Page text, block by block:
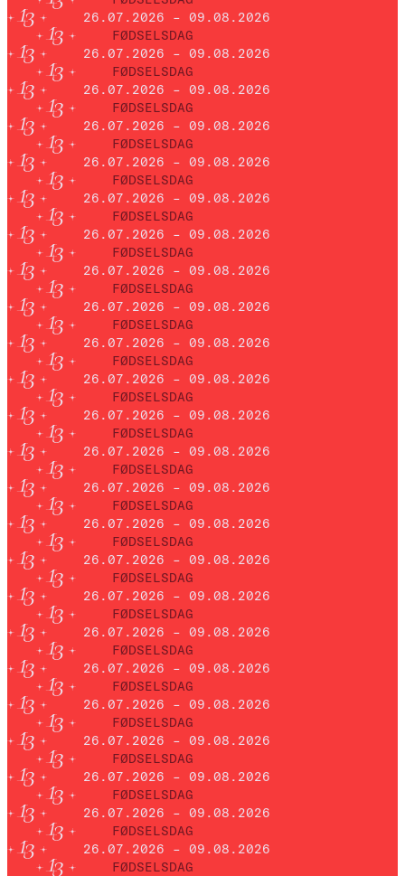
26.07.2026 – 09.08.2026
FØDSELSDAG
26.07.2026 – 09.08.2026
FØDSELSDAG
26.07.2026 – 09.08.2026
FØDSELSDAG
26.07.2026 – 09.08.2026
FØDSELSDAG
26.07.2026 – 09.08.2026
FØDSELSDAG
26.07.2026 – 09.08.2026
FØDSELSDAG
26.07.2026 – 09.08.2026
FØDSELSDAG
26.07.2026 – 09.08.2026
FØDSELSDAG
26.07.2026 – 09.08.2026
FØDSELSDAG
26.07.2026 – 09.08.2026
FØDSELSDAG
26.07.2026 – 09.08.2026
FØDSELSDAG
26.07.2026 – 09.08.2026
FØDSELSDAG
26.07.2026 – 09.08.2026
FØDSELSDAG
26.07.2026 – 09.08.2026
FØDSELSDAG
26.07.2026 – 09.08.2026
FØDSELSDAG
26.07.2026 – 09.08.2026
FØDSELSDAG
26.07.2026 – 09.08.2026
FØDSELSDAG
26.07.2026 – 09.08.2026
FØDSELSDAG
26.07.2026 – 09.08.2026
FØDSELSDAG
26.07.2026 – 09.08.2026
FØDSELSDAG
26.07.2026 – 09.08.2026
FØDSELSDAG
26.07.2026 – 09.08.2026
FØDSELSDAG
26.07.2026 – 09.08.2026
FØDSELSDAG
26.07.2026 – 09.08.2026
FØDSELSDAG